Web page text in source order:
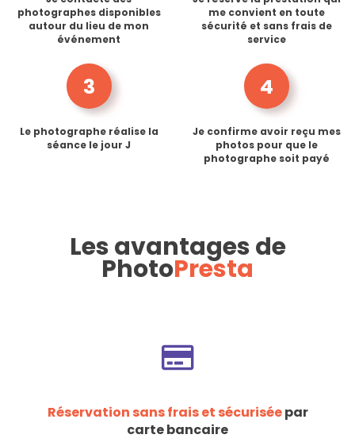
photographes disponibles
autour du lieu de mon
événement
me convient en toute
sécurité et sans frais de
service
3
Le photographe réalise la
séance le jour J
4
Je confirme avoir reçu mes
photos pour que le
photographe soit payé
Les avantages de
PhotoPresta
Réservation sans frais et sécuriséepar
carte bancaire